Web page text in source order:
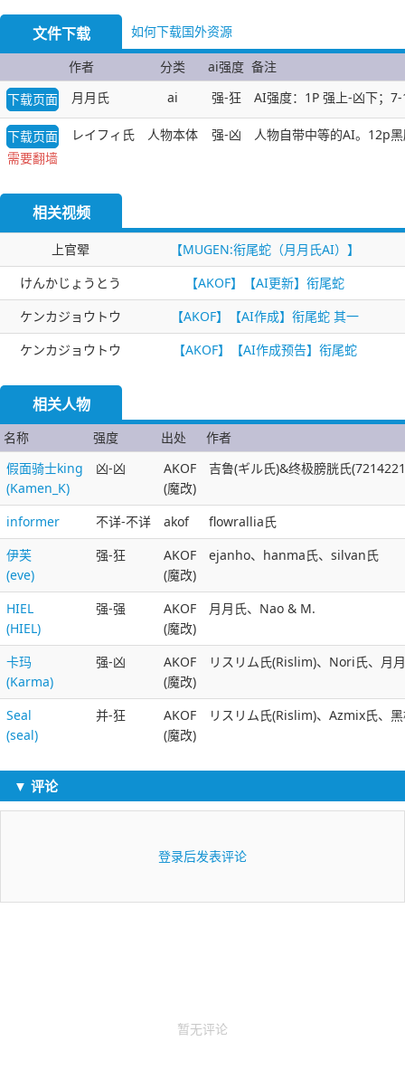
文件下载 如何下载国外资源
作者 分类 ai强度 备注
下载页面
月月氏 ai 强-狂 AI强度：1P 强上-凶下；
下载页面
需要翻墙
レイフィ氏 人物本体 强-凶 人物自带中等的AI。12p
相关视频
上官翚
【MUGEN:衔尾蛇（月月氏AI）】
けんかじょうとう
【AKOF】【AI更新】衔尾蛇
ケンカジョウトウ
【AKOF】【AI作成】衔尾蛇 其一
ケンカジョウトウ
【AKOF】【AI作成预告】衔尾蛇
相关人物
名称 强度 出处
作者
假面骑士king
(Kamen_K)
凶-凶
AKOF
(魔改)
吉鲁(ギル氏)&终极膀胱氏
informer 不详-不详 akof
flowrallia氏
伊芙
(eve)
强-狂
AKOF
(魔改)
ejanho、hanma氏、silvan氏
HIEL
(HIEL)
强-强
AKOF
(魔改)
月月氏、Nao & M.
卡玛
(Karma)
强-凶
AKOF
(魔改)
リスリム氏(Rislim)、Nori氏、月
Seal
(seal)
并-狂
AKOF
(魔改)
リスリム氏(Rislim)、Azmix氏、
▼ 评论
登录后发表评论
暂无评论